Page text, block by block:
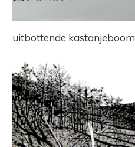
uitbottende kastanjeboom